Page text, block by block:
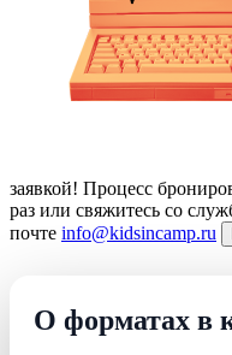
заявкой! Процесс
раз или свяжитесь со
почте info@kidsincamp.ru
О форматах в